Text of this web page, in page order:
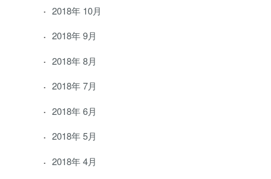
2018年 10月
2018年 9月
2018年 8月
2018年 7月
2018年 6月
2018年 5月
2018年 4月